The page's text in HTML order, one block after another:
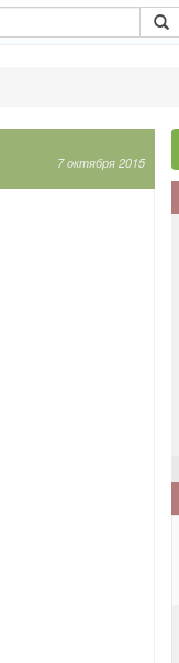
7 октября 2015